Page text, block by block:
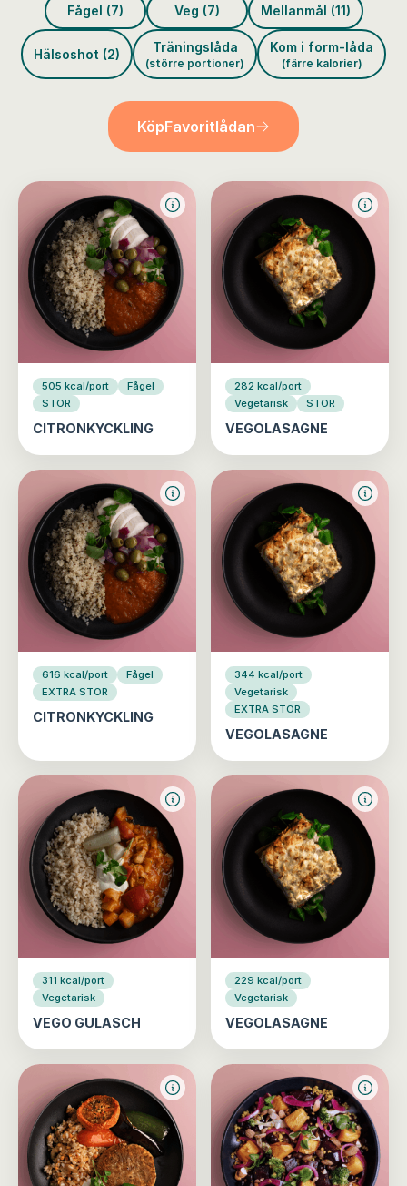
Fågel (7) Veg (7) Mellanmål (11)
Hälsoshot (2) Träningslåda
(större portioner)
Kom i form-låda
(färre kalorier)
KöpFavoritlådan
505 kcal/port
Fågel
STOR
CITRONKYCKLING
282 kcal/port
Vegetarisk
STOR
VEGOLASAGNE
616 kcal/port
Fågel
EXTRA STOR
CITRONKYCKLING
344 kcal/port
Vegetarisk
EXTRA STOR
VEGOLASAGNE
311 kcal/port
Vegetarisk
VEGO GULASCH
229 kcal/port
Vegetarisk
VEGOLASAGNE